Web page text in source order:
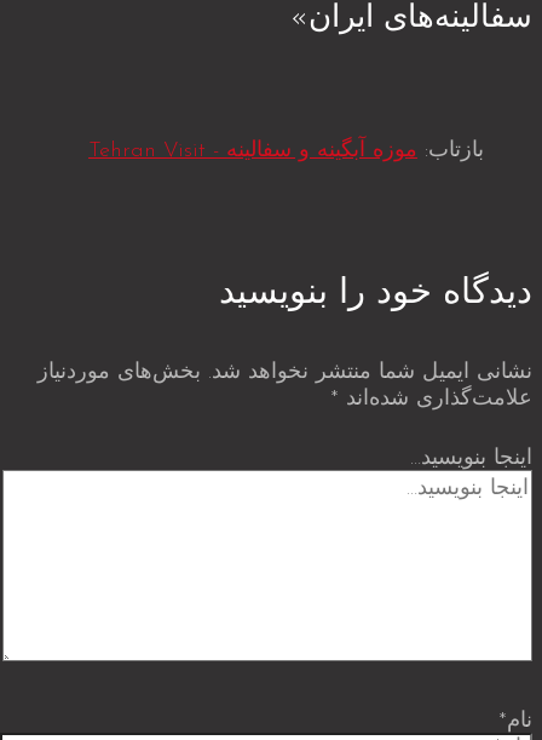
سفالینه‌های ایران»
بازتاب: موزه آبگینه و سفالینه - Tehran Visit
دیدگاه‌ خود را بنویسید
نشانی ایمیل شما منتشر نخواهد شد. بخش‌های موردنیاز
علامت‌گذاری شده‌اند *
اینجا بنویسید…
نام*